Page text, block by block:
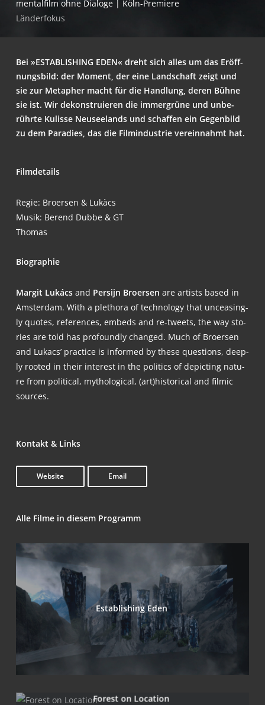
men­tal­film ohne Dia­lo­ge | Köln-Premiere
Län­der­fo­kus
Bei »ESTAB­LI­SHING EDEN« dreht sich alles um das Eröff­
nungs­bild: der Moment, der eine Land­schaft zeigt und
sie zur Meta­pher macht für die Hand­lung, deren Büh­ne
sie ist. Wir dekon­stru­ie­ren die immer­grü­ne und unbe­
rühr­te Kulis­se Neu­see­lands und schaf­fen ein Gegen­bild
zu dem Para­dies, das die Film­in­dus­trie ver­ein­nahmt hat.
Film­de­tails
Regie: Broer­sen & Lukàcs
Musik: Ber­end Dub­be & GT
Thomas
Bio­gra­phie
Mar­git Lukácsand Per­si­jn Broer­sen are artists based in
Ams­ter­dam. With a ple­tho­ra of tech­no­lo­gy that unce­a­sing­
ly quo­tes, refe­ren­ces, embeds and re-tweets, the way sto­
ries are told has pro­found­ly chan­ged. Much of Broer­sen
and Lukacs’ prac­ti­ce is infor­med by the­se ques­ti­ons, deep­
ly roo­ted in their inte­rest in the poli­tics of depic­ting natu­
re from poli­ti­cal, mytho­lo­gi­cal, (art)historical and fil­mic
sources.
Kon­takt & Links
Web­site Email
Alle Fil­me in die­sem Programm
Estab­li­shing Eden
Forest on Location